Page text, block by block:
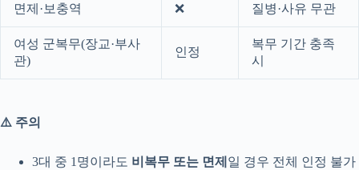
면제·보충역 ❌ 질병·사유 무관
여성 군복무(장교·부사
관)
인정
복무 기간 충족
시
⚠️ 주의
3대 중 1명이라도 비복무 또는 면제 일 경우 전체 인정 불가